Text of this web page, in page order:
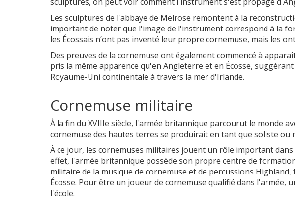
Les sculptures de l'abbaye de Melrose remontent à la
important de noter que l'image de l'instrument correspond à la
les Écossais n’ont pas inventé leur propre cornemuse, mais les
Des preuves de la cornemuse ont également commencé à
pris la même apparence qu'en Angleterre et en Écosse,
Royaume-Uni continentale à travers la mer d'Irlande.
Cornemuse militaire
À la fin du XVIIIe siècle, l'armée britannique parcourut le monde
cornemuse des hautes terres se produirait en tant que soliste ou
À ce jour, les cornemuses militaires jouent un rôle important
effet, l'armée britannique possède son propre centre de
militaire de la musique de cornemuse et de percussions
Écosse. Pour être un joueur de cornemuse qualifié dans l'armée,
l'école.